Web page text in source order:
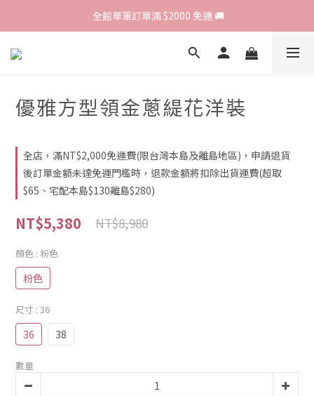
歡迎光臨 RED HOUSE! 新客註冊會員即贈$200購物金 ♥
全館單筆訂單滿 $2000 免運 🚚
歡迎光臨 RED HOUSE! 新客註冊會員即贈$200購物金 ♥
優雅方型領金蔥緹花洋裝
全店，滿NT$2,000免運費(限台灣本島及離島地區)，申請退貨
後訂單金額未達免運門檻時，退款金額將扣除出貨運費(超取
$65、宅配本島$130離島$280)
NT$5,380 NT$8,980
顏色 : 粉色
粉色
尺寸 : 36
36 38
數量